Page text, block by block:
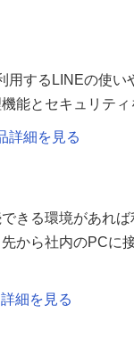
用するLINEの使
能とセキュリテ
詳細を見る
きる環境があれ
から社内のPCに
細を見る